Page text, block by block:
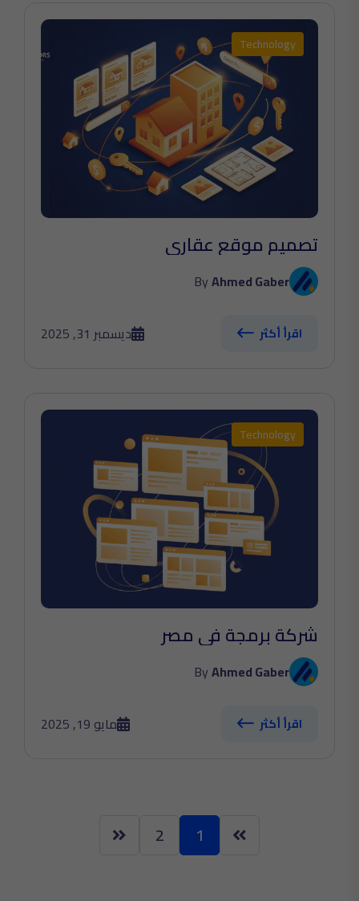
Technology
تصميم موقع عقاري
ByAhmed Gaber
اقرأ أكثر ديسمبر 31, 2025
Technology
شركة برمجة في مصر
ByAhmed Gaber
اقرأ أكثر مايو 19, 2025
1
2